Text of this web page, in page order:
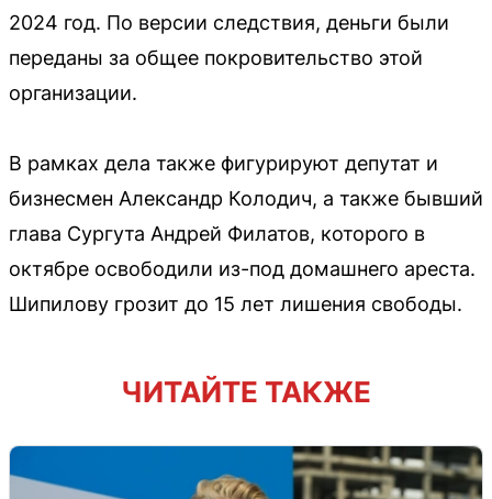
2024 год. По версии следствия, деньги были
переданы за общее покровительство этой
организации.
В рамках дела также фигурируют депутат и
бизнесмен Александр Колодич, а также бывший
глава Сургута Андрей Филатов, которого в
октябре освободили из-под домашнего ареста.
Шипилову грозит до 15 лет лишения свободы.
ЧИТАЙТЕ ТАКЖЕ